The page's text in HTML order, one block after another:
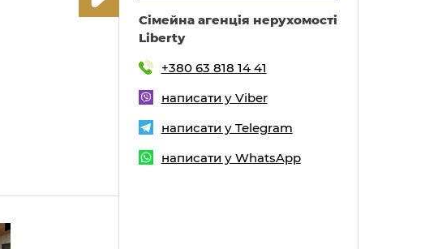
Cімейна агенція нерухомості
Liberty
+380 63 818 14 41
написати у Viber
написати у Telegram
написати у WhatsApp